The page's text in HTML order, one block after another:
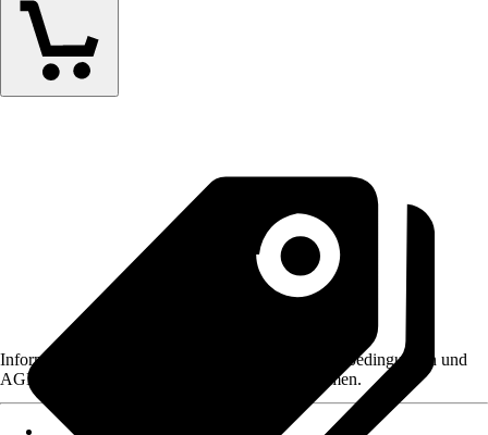
Informationen des Verkäufers, wie z. B. Rückgabebedingungen und
AGB, finden Sie bei Klick auf den Verkäufernamen.